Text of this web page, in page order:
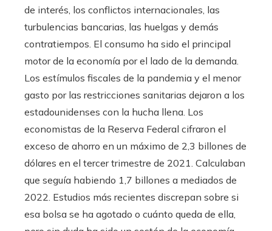
de interés, los conflictos internacionales, las
turbulencias bancarias, las huelgas y demás
contratiempos. El consumo ha sido el principal
motor de la economía por el lado de la demanda.
Los estímulos fiscales de la pandemia y el menor
gasto por las restricciones sanitarias dejaron a los
estadounidenses con la hucha llena. Los
economistas de la Reserva Federal cifraron el
exceso de ahorro en un máximo de 2,3 billones de
dólares en el tercer trimestre de 2021. Calculaban
que seguía habiendo 1,7 billones a mediados de
2022. Estudios más recientes discrepan sobre si
esa bolsa se ha agotado o cuánto queda de ella,